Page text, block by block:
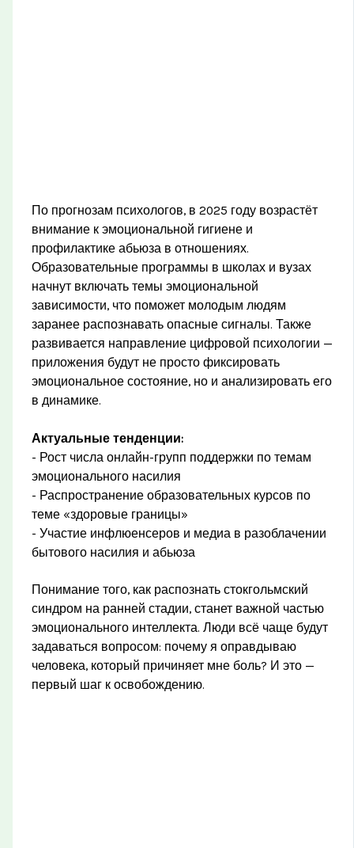
По прогнозам психологов, в 2025 году возрастёт
внимание к эмоциональной гигиене и
профилактике абьюза в отношениях.
Образовательные программы в школах и вузах
начнут включать темы эмоциональной
зависимости, что поможет молодым людям
заранее распознавать опасные сигналы. Также
развивается направление цифровой психологии —
приложения будут не просто фиксировать
эмоциональное состояние, но и анализировать его
в динамике.
Актуальные тенденции:
- Рост числа онлайн-групп поддержки по темам
эмоционального насилия
- Распространение образовательных курсов по
теме «здоровые границы»
- Участие инфлюенсеров и медиа в разоблачении
бытового насилия и абьюза
Понимание того, как распознать стокгольмский
синдром на ранней стадии, станет важной частью
эмоционального интеллекта. Люди всё чаще будут
задаваться вопросом: почему я оправдываю
человека, который причиняет мне боль? И это —
первый шаг к освобождению.